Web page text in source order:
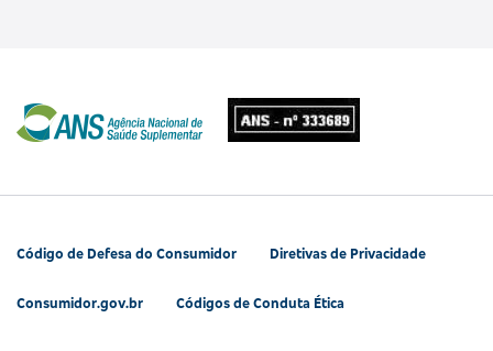
Código de Defesa do Consumidor Diretivas de Privacidade
Consumidor.gov.br Códigos de Conduta Ética